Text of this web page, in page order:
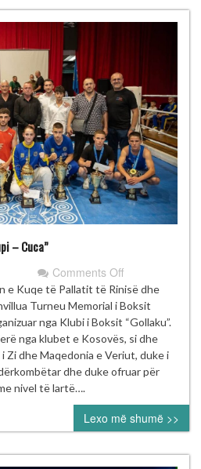
– Cuca”
Comments Offon
Turneu
Memorial
“Abedin
Ejupi
–
Cuca”
e Kuqe të Pallatit të Rinisë dhe
Turneu Memorial i Boksit
nga Klubi i Boksit “Gollaku”.
nga klubet e Kosovës, si dhe
Zi dhe Maqedonia e Veriut, duke i
dhe duke ofruar për
nivel të lartë….
Lexo më shumë >>